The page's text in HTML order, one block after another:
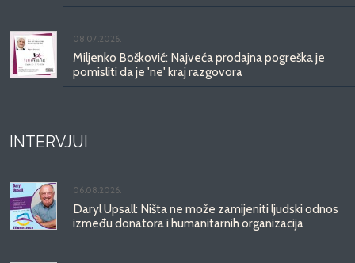
08.07.2026.
Miljenko Bošković: Najveća prodajna pogreška je
pomisliti da je 'ne' kraj razgovora
INTERVJUI
06.08.2026.
Daryl Upsall: Ništa ne može zamijeniti ljudski odnos
između donatora i humanitarnih organizacija